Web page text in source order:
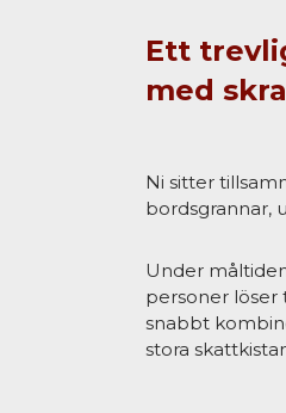
Ett
med
Ni sitter
bordsgrannar,
Under
personer löser
snabbt
stora